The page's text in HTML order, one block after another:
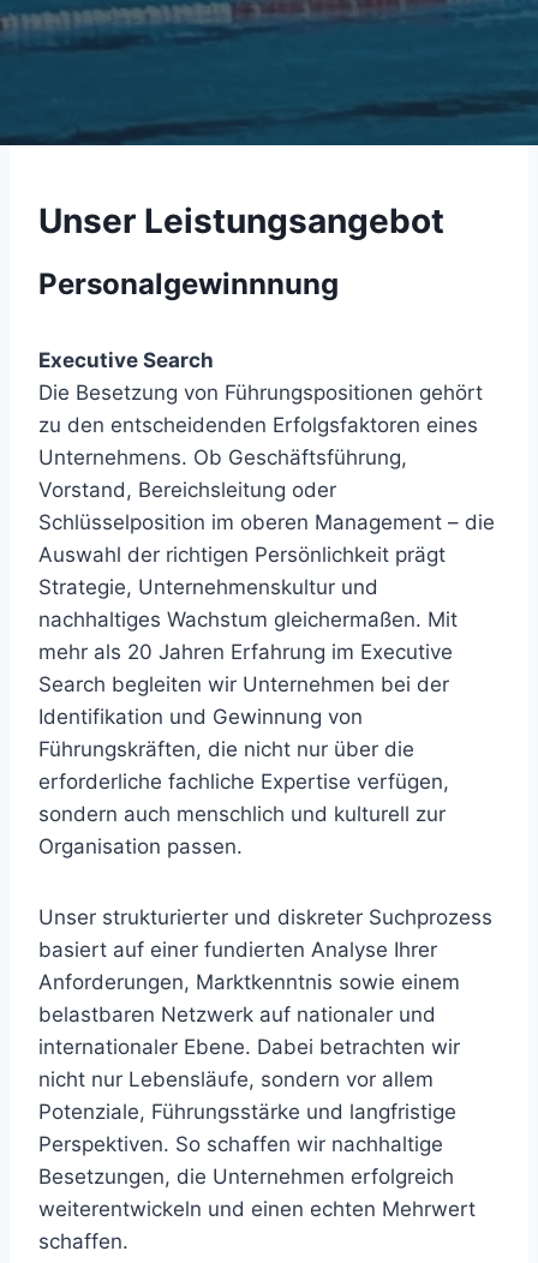
Unser Leistungsangebot
Personalgewinnnung
Executive Search
Die Besetzung von Führungspositionen gehört
zu den entscheidenden Erfolgsfaktoren eines
Unternehmens. Ob Geschäftsführung,
Vorstand, Bereichsleitung oder
Schlüsselposition im oberen Management – die
Auswahl der richtigen Persönlichkeit prägt
Strategie, Unternehmenskultur und
nachhaltiges Wachstum gleichermaßen. Mit
mehr als 20 Jahren Erfahrung im Executive
Search begleiten wir Unternehmen bei der
Identifikation und Gewinnung von
Führungskräften, die nicht nur über die
erforderliche fachliche Expertise verfügen,
sondern auch menschlich und kulturell zur
Organisation passen.
Unser strukturierter und diskreter Suchprozess
basiert auf einer fundierten Analyse Ihrer
Anforderungen, Marktkenntnis sowie einem
belastbaren Netzwerk auf nationaler und
internationaler Ebene. Dabei betrachten wir
nicht nur Lebensläufe, sondern vor allem
Potenziale, Führungsstärke und langfristige
Perspektiven. So schaffen wir nachhaltige
Besetzungen, die Unternehmen erfolgreich
weiterentwickeln und einen echten Mehrwert
schaffen.